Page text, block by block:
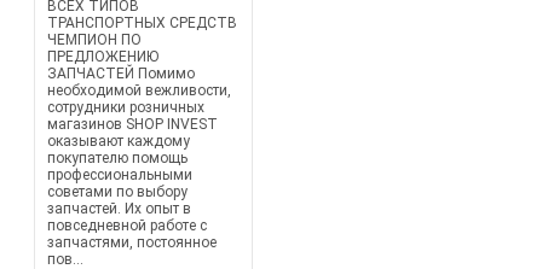
ВСЕХ ТИПОВ
ТРАНСПОРТНЫХ СРЕДСТВ
ЧЕМПИОН ПО
ПРЕДЛОЖЕНИЮ
ЗАПЧАСТЕЙ Помимо
необходимой вежливости,
сотрудники розничных
магазинов SHOP INVEST
оказывают каждому
покупателю помощь
профессиональными
советами по выбору
запчастей. Их опыт в
повседневной работе с
запчастями, постоянное
пов...